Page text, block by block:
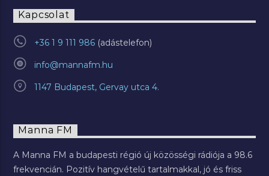
Kapcsolat
+36 1 9 111 986
info@mannafm.hu
1147 Budapest, Gervay utca 4.
Manna FM
A Manna FM a budapesti régió új közösségi rádiója a 98.6
frekvencián. Pozitív hangvételű tartalmakkal, jó és friss